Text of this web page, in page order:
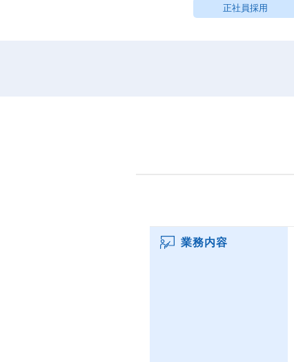
正社員採用
業務内容